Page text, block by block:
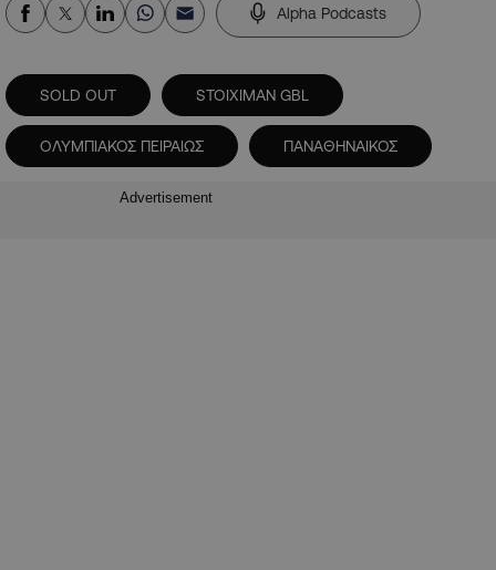
Alpha Podcasts
SOLD OUT STOIXIMAN GBL
ΟΛΥΜΠΙΑΚΟΣ ΠΕΙΡΑΙΩΣ ΠΑΝΑΘΗΝΑΙΚΟΣ
Advertisement